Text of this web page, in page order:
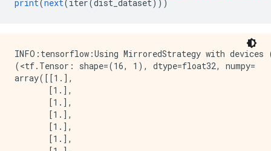
[0.7]
[0.7]
[0.7]], shape=(16, 1), dtype=float32)
tf.Tensor(
print(next(iter(dist_dataset)))
INFO:tensorflow:Using MirroredStrategy with
(<tf.Tensor: shape=(16, 1), dtype=float32, numpy=
array([[1.],
       [1.],
       [1.],
       [1.],
       [1.],
       [1.],